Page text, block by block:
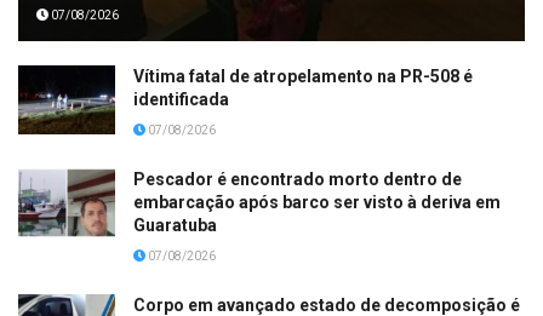
07/08/2026
Vítima fatal de atropelamento na PR-508 é
identificada
07/08/2026
Pescador é encontrado morto dentro de
embarcação após barco ser visto à deriva em
Guaratuba
07/08/2026
Corpo em avançado estado de decomposição é